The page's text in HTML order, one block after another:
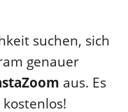
suchen, sich
genauer
aus. Es